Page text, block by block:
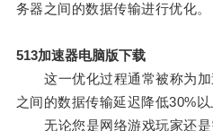
务器之间的数据传输进行优化。
513加速器电脑版下载
这一优化过程通常被称为加
之间的数据传输延迟降低30%
无论您是网络游戏玩家还是